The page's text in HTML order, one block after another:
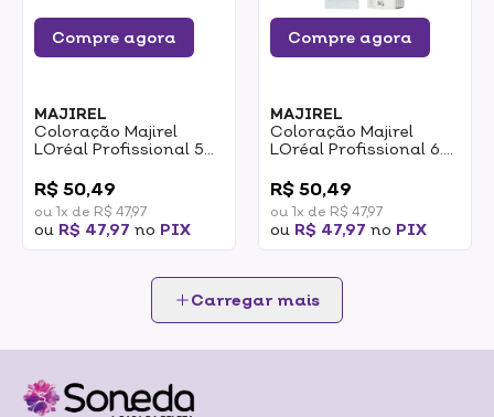
Compre agora
MAJIREL
Coloração Majirel
LOréal Profissional 5
R$ 50,49
ou 1x de R$ 47,97
ou R$ 47,97 no PIX
Compre agora
MAJIREL
Coloração Majirel
LOréal Profissional 6.0
50g
R$ 50,49
ou 1x de R$ 47,97
ou R$ 47,97 no PIX
Carregar mais